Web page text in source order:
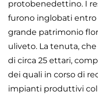
protobenedettino. I
furono inglobati entro
grande patrimonio
uliveto. La tenuta,
di circa 25 ettari,
dei quali in corso di
impianti produttivi